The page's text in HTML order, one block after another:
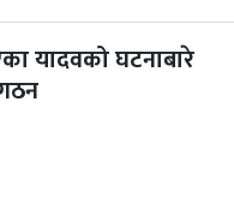
यादवको घटनाबारे